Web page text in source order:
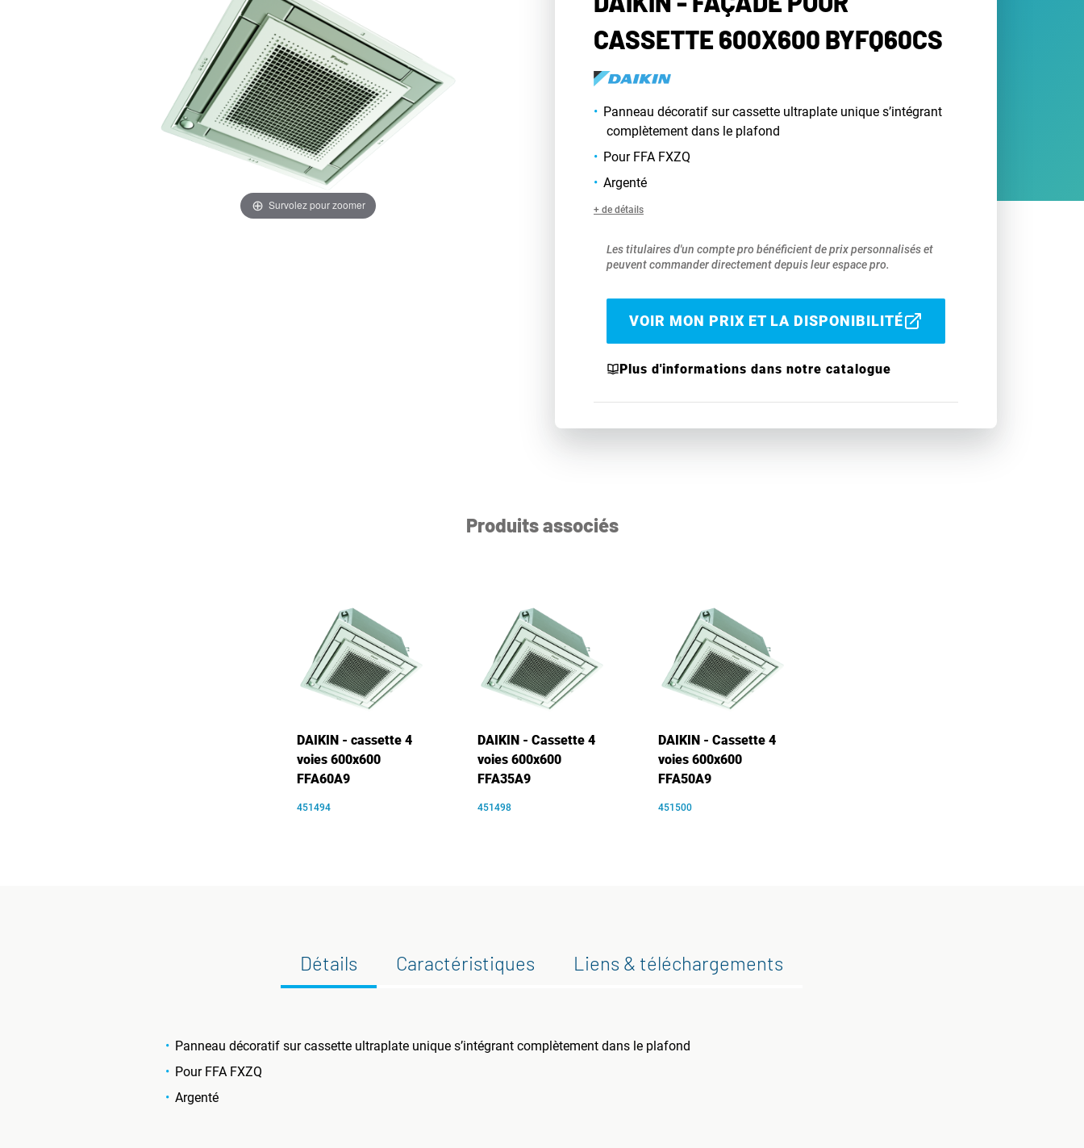
Survolez pour zoomer
CASSETTE 600X600 BYFQ60CS
Panneau décoratif sur cassette ultraplate unique s’intégrant
complètement dans le plafond
Pour FFA FXZQ
Argenté
+ de détails
Les titulaires d'un compte pro bénéficient de prix personnalisés et
peuvent commander directement depuis leur espace pro.
VOIR MON PRIX ET LA DISPONIBILITÉ
Plus d'informations dans notre catalogue
Produits associés
DAIKIN - cassette 4
voies 600x600
FFA60A9
451494
DAIKIN - Cassette 4
voies 600x600
FFA35A9
451498
DAIKIN - Cassette 4
voies 600x600
FFA50A9
451500
Détails Caractéristiques Liens & téléchargements
Panneau décoratif sur cassette ultraplate unique s’intégrant complètement dans le plafond
Pour FFA FXZQ
Argenté